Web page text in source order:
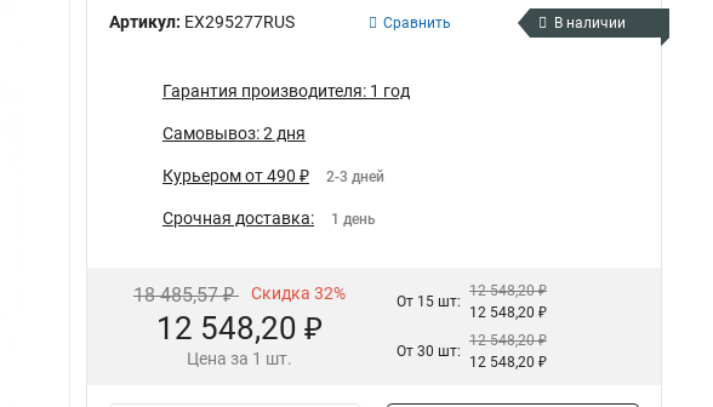
Артикул: EX295277RUS Сравнить В наличии
Гарантия производителя: 1 год
Самовывоз: 2 дня
Курьером от 490 ₽ 2-3 дней
Срочная доставка: 1 день
18 485,57 ₽ Скидка 32%
12 548,20 ₽
Цена за 1 шт.
От 15 шт:
12 548,20 ₽
12 548,20 ₽
От 30 шт:
12 548,20 ₽
12 548,20 ₽